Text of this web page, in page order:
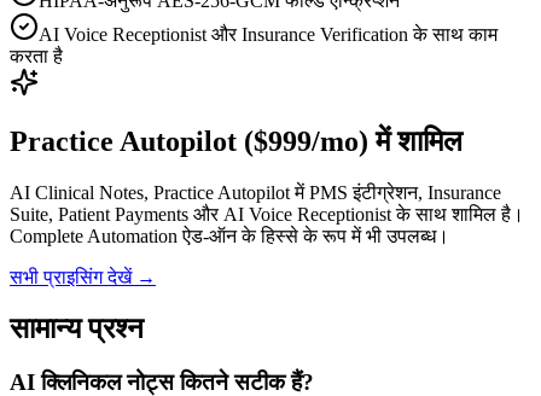
AI Voice Receptionist और Insurance Verification के साथ काम
करता है
Practice Autopilot ($999/mo) में शामिल
AI Clinical Notes, Practice Autopilot में PMS इंटीग्रेशन, Insurance
Suite, Patient Payments और AI Voice Receptionist के साथ शामिल है।
Complete Automation ऐड-ऑन के हिस्से के रूप में भी उपलब्ध।
सभी प्राइसिंग देखें→
सामान्य प्रश्न
AI क्लिनिकल नोट्स कितने सटीक हैं?